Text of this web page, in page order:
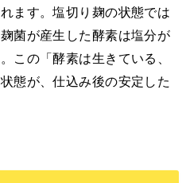
ます。塩切り麹の状態では
菌が産生した酵素は塩分が
この「酵素は生きている、
態が、仕込み後の安定した